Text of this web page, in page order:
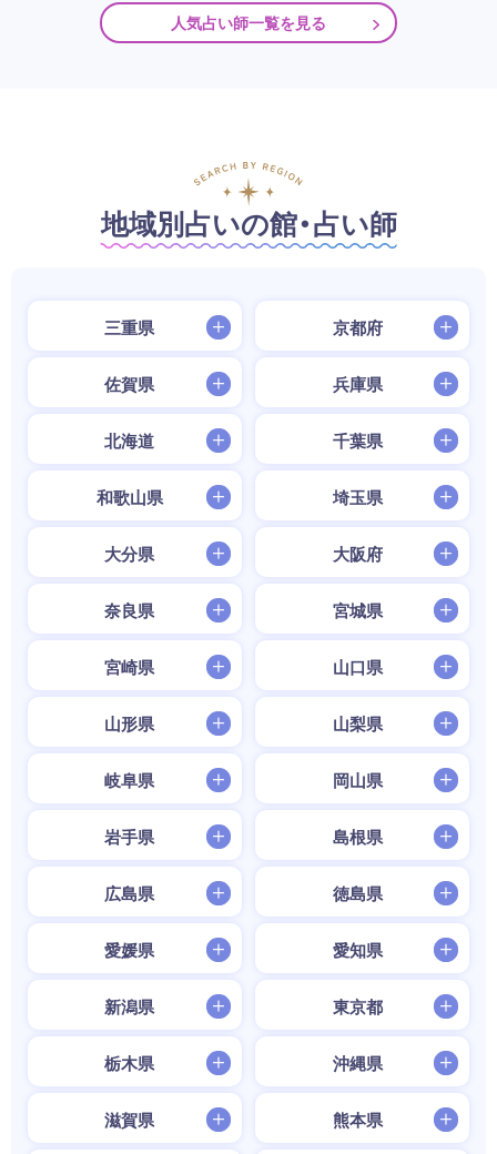
人気占い師一覧を見る
地域別占いの館・占い師
三重県 京都府
佐賀県 兵庫県
北海道 千葉県
和歌山県 埼玉県
大分県 大阪府
奈良県 宮城県
宮崎県 山口県
山形県 山梨県
岐阜県 岡山県
岩手県 島根県
広島県 徳島県
愛媛県 愛知県
新潟県 東京都
栃木県 沖縄県
滋賀県 熊本県